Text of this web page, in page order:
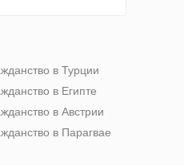
в Турции
в Египте
в Австрии
в Парагвае